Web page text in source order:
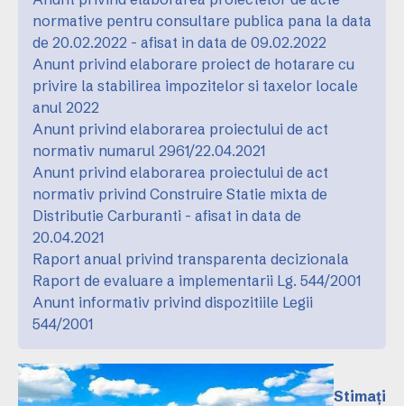
normative pentru consultare publica pana la data
de 20.02.2022 - afisat in data de 09.02.2022
Anunt privind elaborare proiect de hotarare cu
privire la stabilirea impozitelor si taxelor locale
anul 2022
Anunt privind elaborarea proiectului de act
normativ numarul 2961/22.04.2021
Anunt privind elaborarea proiectului de act
normativ privind Construire Statie mixta de
Distributie Carburanti - afisat in data de
20.04.2021
Raport anual privind transparenta decizionala
Raport de evaluare a implementarii Lg. 544/2001
Anunt informativ privind dispozitiile Legii
544/2001
Stimați